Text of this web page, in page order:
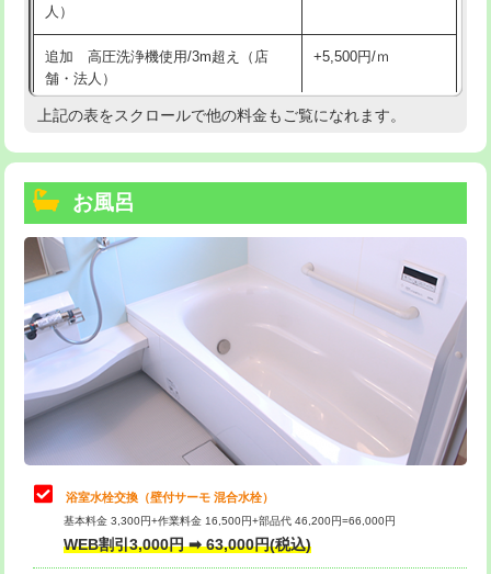
人）
追加 高圧洗浄機使用/3m超え（店
舗・法人）
+5,500円/ｍ
高度高圧洗浄換 現地調査
トーラー機使用/3mまで
追加トーラー機使用/3m超え
カメラ調査 33,000円
桝清掃 8,800円
止水・漏水調査・防水処理・清掃・修
理・調整・分解・加工など（軽作業）
止水・漏水調査・防水処理・清掃・修
理・調整・分解・加工など（中作業）
22,000円
止水・漏水調査・防水処理・清掃・修
理・調整・分解・加工など（重作業）
33,000円
上記の表をスクロールで他の料金もご覧になれます。
お風呂
浴室水栓交換（壁付サーモ 混合水栓）
基本料金 3,300円+作業料金 16,500円+部品代 46,200円=66,000円
WEB割引3,000円 ➡ 63,000円(税込)